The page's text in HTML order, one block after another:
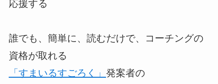
応援する
誰でも、簡単に、読むだけで、コーチングの
資格が取れる
「すまいるすごろく」 発案者の